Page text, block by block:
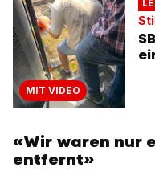
MIT VIDEO
«Wir waren nur
entfernt»